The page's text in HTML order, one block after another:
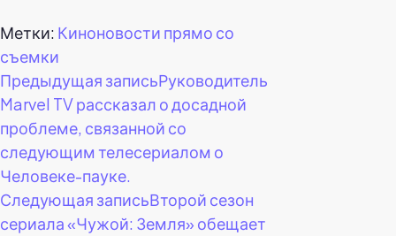
Метки: Киноновости прямо со
съемки
Навигация
по
записям
Предыдущая записьРуководитель
Marvel TV рассказал о досадной
проблеме, связанной со
следующим телесериалом о
Человеке-пауке.
Следующая записьВторой сезон
сериала «Чужой: Земля» обещает